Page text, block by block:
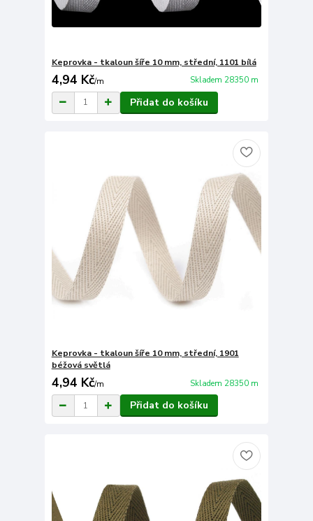
Keprovka - tkaloun šíře 10 mm, střední, 1101 bílá
4,94 Kč/m Skladem 28350 m
Přidat do košíku
Keprovka - tkaloun šíře 10 mm, střední, 1901
béžová světlá
4,94 Kč/m Skladem 28350 m
Přidat do košíku